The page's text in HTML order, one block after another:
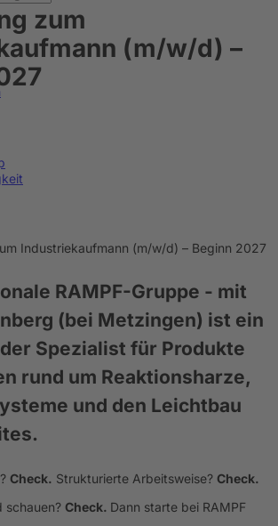
zum
(m/w/d) –
Industriekaufmann (m/w/d) – Beginn 2027
RAMPF-Gruppe - mit
(bei Metzingen) ist ein
Spezialist für Produkte
rund um Reaktionsharze,
und den Leichtbau
Check. Strukturierte Arbeitsweise? Check.
schauen? Check. Dann starte bei RAMPF